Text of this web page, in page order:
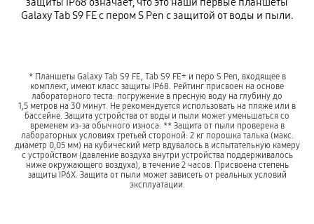
Galaxy Tab S9 FE с пером S Pen с защитой от воды и пыли.
* Планшеты Galaxy Tab S9 FE, Tab S9 FE+ и перо S Pen, входящее в
комплект, имеют класс защиты IP68. Рейтинг присвоен на основе
лабораторного теста: погружение в пресную воду на глубину до
1,5 метров на 30 минут. Не рекомендуется использовать на пляже или в
бассейне. Защита устройства от воды и пыли может уменьшаться со
временем из-за обычного износа. ** Защита от пыли проверена в
лабораторных условиях третьей стороной: 2 кг порошка талька (макс.
диаметр 0,05 мм) на кубический метр вдувалось в испытательную камеру
с устройством (давление воздуха внутри устройства поддерживалось
ниже окружающего воздуха), в течение 2 часов. Присвоена степень
защиты IP6X. Защита от пыли может зависеть от реальных условий
эксплуатации.